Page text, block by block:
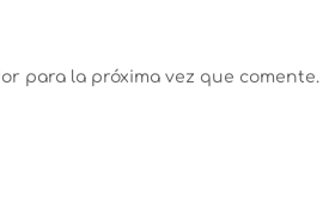
para la próxima vez que comente.